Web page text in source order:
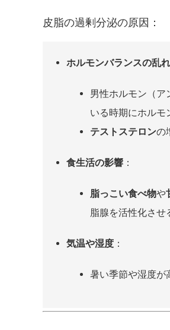
皮脂の過剰分泌の原因：
ホルモンバランスの乱れ
男性ホルモン（ア
いる時期にホルモ
テストステロンの
食生活の影響 ：
脂っこい食べ物や
脂腺を活性化させ
気温や湿度 ：
暑い季節や湿度が